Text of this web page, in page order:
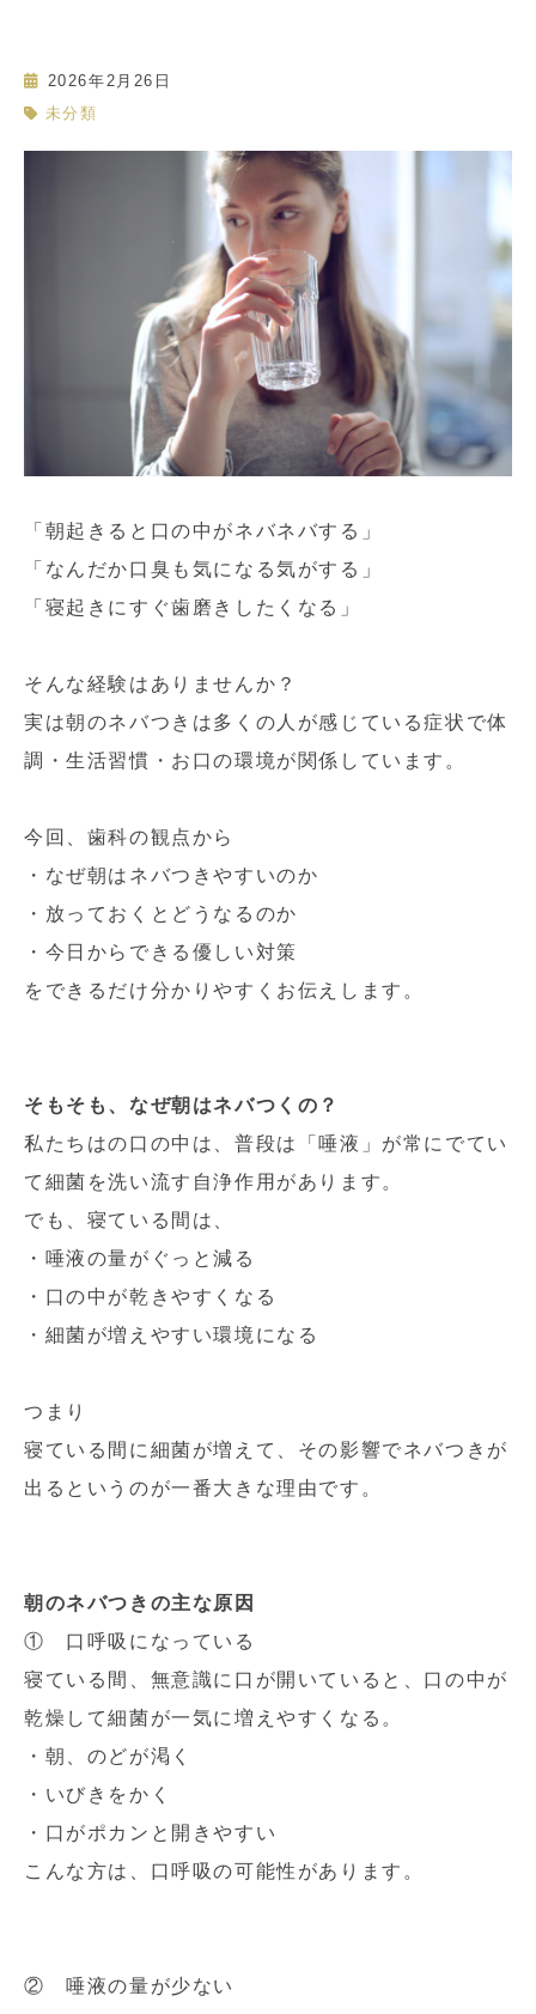
2026年2月26日
未分類
「朝起きると口の中がネバネバする」
「なんだか口臭も気になる気がする」
「寝起きにすぐ歯磨きしたくなる」
そんな経験はありませんか？
実は朝のネバつきは多くの人が感じている症状で体
調・生活習慣・お口の環境が関係しています。
今回、歯科の観点から
・なぜ朝はネバつきやすいのか
・放っておくとどうなるのか
・今日からできる優しい対策
をできるだけ分かりやすくお伝えします。
そもそも、なぜ朝はネバつくの？
私たちはの口の中は、普段は「唾液」が常にでてい
て細菌を洗い流す自浄作用があります。
でも、寝ている間は、
・唾液の量がぐっと減る
・口の中が乾きやすくなる
・細菌が増えやすい環境になる
つまり
寝ている間に細菌が増えて、その影響でネバつきが
出るというのが一番大きな理由です。
朝のネバつきの主な原因
① 口呼吸になっている
寝ている間、無意識に口が開いていると、口の中が
乾燥して細菌が一気に増えやすくなる。
・朝、のどが渇く
・いびきをかく
・口がポカンと開きやすい
こんな方は、口呼吸の可能性があります。
② 唾液の量が少ない